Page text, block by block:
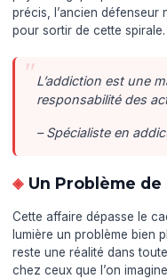
précis, l’ancien défenseur
pour sortir de cette spirale.
L’addiction est une
responsabilité des
– Spécialiste en
Un Problème
Cette affaire dépasse le
lumière un problème bien
reste une réalité dans
chez ceux que l’on